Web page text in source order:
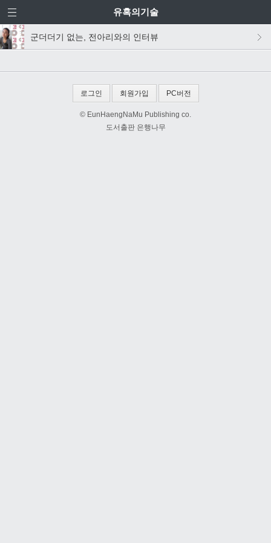
유혹의기술
군더더기 없는, 전아리와의 인터뷰
로그인 회원가입 PC버전
© EunHaengNaMu Publishing co.
도서출판 은행나무